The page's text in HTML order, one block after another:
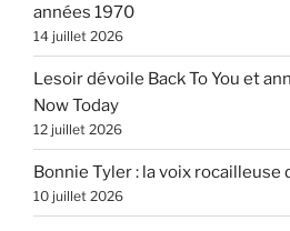
années 1970
14 juillet 2026
Lesoir dévoile Back To You et
Now Today
12 juillet 2026
Bonnie Tyler : la voix rocailleuse
10 juillet 2026